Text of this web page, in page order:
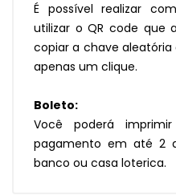
É possível realizar
utilizar o QR code que
copiar a chave
apenas um clique.
Boleto:
Você poderá
pagamento em até 2
banco ou casa loterica.